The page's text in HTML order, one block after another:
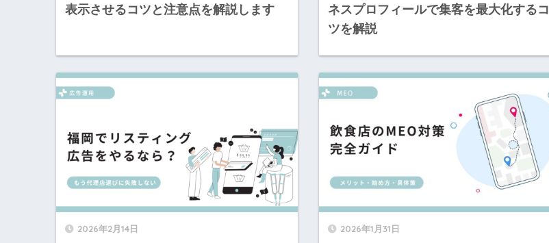
表示させるコツと注意点を解説します
ネスプロフィールで集客を最大化するコ
ツを解説
2026年2月14日 2026年1月31日